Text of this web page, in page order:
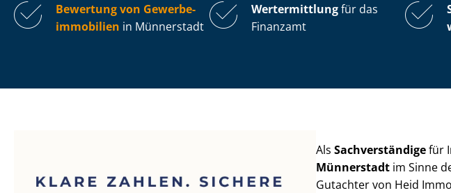
Bewertung von Ge­wer­be­
im­mo­bi­li­en in Münnerstadt
Wertermittlungfür das
Finanzamt
AlsSachverständigefür
Münnerstadt im Sinne
Gutachter von Heid